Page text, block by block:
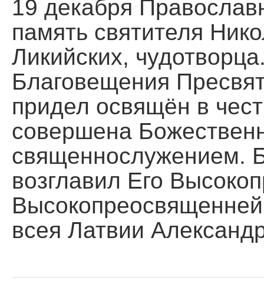
Помощь храму
19 декабря
память святителя
Ликийских,
Благовещения
придел освящён в
совершена
священнослужением.
возглавил Его
всея Латвии